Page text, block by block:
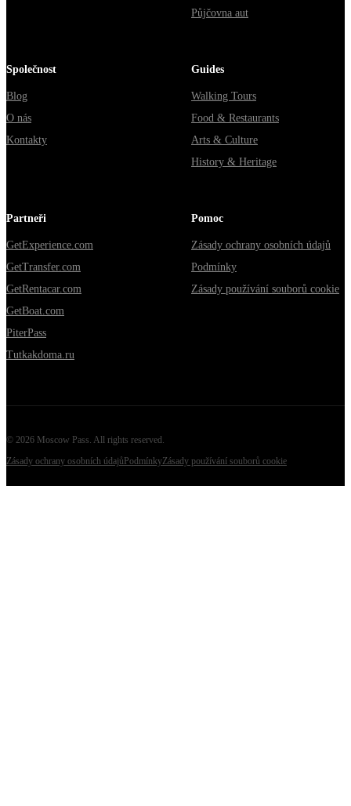
Půjčovna aut
Společnost
Blog
O nás
Kontakty
Guides
Walking Tours
Food & Restaurants
Arts & Culture
History & Heritage
Partneři
GetExperience.com
GetTransfer.com
GetRentacar.com
GetBoat.com
PiterPass
Tutkakdoma.ru
Pomoc
Zásady ochrany osobních údajů
Podmínky
Zásady používání souborů cookie
© 2026 Moscow Pass. All rights reserved.
Zásady ochrany osobních údajůPodmínkyZásady používání souborů cookie